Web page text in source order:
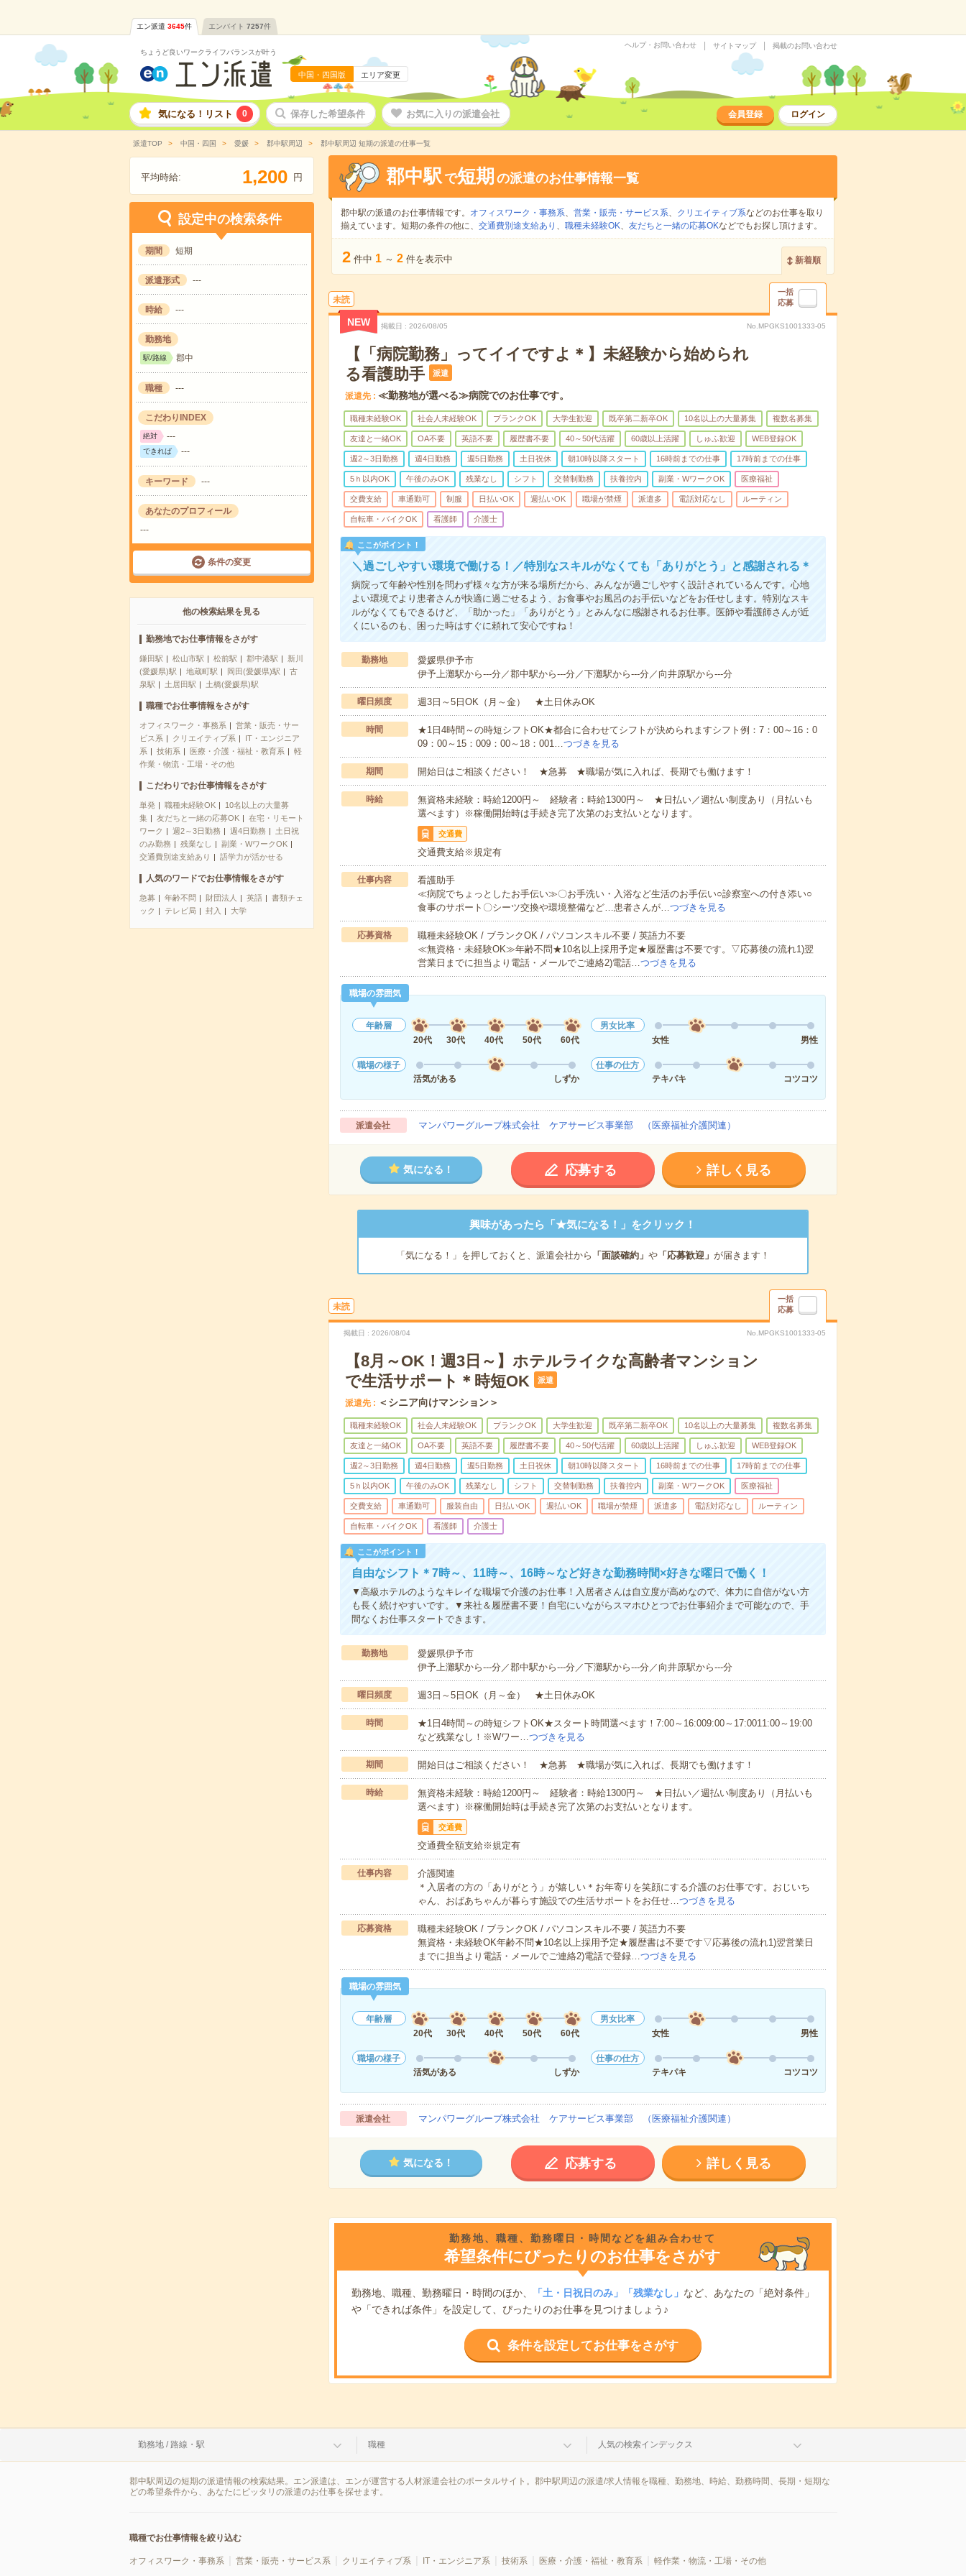
エン派遣 3645件 エンバイト 7257件
ちょうど良いワークライフバランスが叶う
中国・四国版 エリア変更
ヘルプ・お問い合わせ サイトマップ 掲載のお問い合わせ
気になる！リスト 0 保存した希望条件 お気に入りの派遣会社 会員登録 ログイン
派遣TOP 中国・四国 愛媛 郡中駅周辺 郡中駅周辺 短期の派遣の仕事一覧
平均時給: 1,200 円
設定中の検索条件
期間 短期
派遣形式 ---
時給 ---
勤務地
駅/路線 郡中
職種 ---
こだわりINDEX
絶対 ---
できれば ---
キーワード ---
あなたのプロフィール
---
条件の変更
他の検索結果を見る
勤務地でお仕事情報をさがす
鎌田駅 松山市駅 松前駅 郡中港駅
新川
(愛媛県)駅
地蔵町駅 岡田(愛媛県)駅
古
泉駅
土居田駅 土橋(愛媛県)駅
職種でお仕事情報をさがす
オフィスワーク・事務系
営業・販売・サー
ビス系
クリエイティブ系
IT・エンジニア
系
技術系 医療・介護・福祉・教育系
軽
作業・物流・工場・その他
こだわりでお仕事情報をさがす
単発 職種未経験OK
10名以上の大量募
集
友だちと一緒の応募OK
在宅・リモート
ワーク
週2～3日勤務 週4日勤務
土日祝
のみ勤務
残業なし
副業・WワークOK
交通費別途支給あり
語学力が活かせる
人気のワードでお仕事情報をさがす
急募 年齢不問 財団法人 英語
書類チェ
ック
テレビ局 封入 大学
郡中駅 で短期 の派遣のお仕事情報一覧
郡中駅の派遣のお仕事情報です。 オフィスワーク・事務系、 営業・販売・サービス系、 クリエイティブ系などのお仕事を取り
揃えています。短期の条件の他に、 交通費別途支給あり 、 職種未経験OK、 友だちと一緒の応募OKなどでもお探し頂けます。
2 件中 1 ～ 2 件を表示中 新着順
未読
一括
応募
NEW 掲載日 2026/08/05 No.MPGKS1001333-05
【「病院勤務」ってイイですよ＊】未経験から始められ
る看護助手
派遣
派遣先 ≪勤務地が選べる≫病院でのお仕事です。
職種未経験OK 社会人未経験OK ブランクOK 大学生歓迎 既卒第二新卒OK 10名以上の大量募集 複数名募集
友達と一緒OK OA不要 英語不要 履歴書不要 40～50代活躍 60歳以上活躍 しゅふ歓迎 WEB登録OK
週2～3日勤務 週4日勤務 週5日勤務 土日祝休 朝10時以降スタート 16時前までの仕事 17時前までの仕事
5ｈ以内OK 午後のみOK 残業なし シフト 交替制勤務 扶養控内 副業・WワークOK 医療福祉
交費支給 車通勤可 制服 日払いOK 週払いOK 職場が禁煙 派遣多 電話対応なし ルーティン
自転車・バイクOK 看護師 介護士
ここがポイント！
＼過ごしやすい環境で働ける！／特別なスキルがなくても「ありがとう」と感謝される＊
病院って年齢や性別を問わず様々な方が来る場所だから、みんなが過ごしやすく設計されているんです。心地
よい環境でより患者さんが快適に過ごせるよう、お食事やお風呂のお手伝いなどをお任せします。特別なスキ
ルがなくてもできるけど、「助かった」「ありがとう」とみんなに感謝されるお仕事。医師や看護師さんが近
くにいるのも、困った時はすぐに頼れて安心ですね！
勤務地
愛媛県伊予市
伊予上灘駅から---分／郡中駅から---分／下灘駅から---分／向井原駅から---分
曜日頻度 週3日～5日OK（月～金） ★土日休みOK
時間
★1日4時間～の時短シフトOK★都合に合わせてシフトが決められますシフト例：7：00～16：0
09：00～15：009：00～18：001…つづきを見る
期間 開始日はご相談ください！ ★急募 ★職場が気に入れば、長期でも働けます！
時給
無資格未経験：時給1200円～ 経験者：時給1300円～ ★日払い／週払い制度あり（月払いも
選べます）※稼働開始時は手続き完了次第のお支払いとなります。
交通費
交通費支給※規定有
仕事内容
看護助手
≪病院でちょっとしたお手伝い≫〇お手洗い・入浴など生活のお手伝い○診察室への付き添い○
食事のサポート〇シーツ交換や環境整備など…患者さんが…つづきを見る
応募資格
職種未経験OK / ブランクOK / パソコンスキル不要 / 英語力不要
≪無資格・未経験OK≫年齢不問★10名以上採用予定★履歴書は不要です。▽応募後の流れ1)翌
営業日までに担当より電話・メールでご連絡2)電話…つづきを見る
職場の雰囲気
年齢層
20代
30代 40代 50代 60代
男女比率
女性
男性
職場の様子
活気がある
しずか
仕事の仕方
テキパキ
コツコツ
派遣会社 マンパワーグループ株式会社 ケアサービス事業部 （医療福祉介護関連）
気になる！ 応募する 詳しく見る
興味があったら「★気になる！」をクリック！
「気になる！」を押しておくと、派遣会社から 「面談確約」 や「応募歓迎」 が届きます！
未読
一括
応募
掲載日 2026/08/04 No.MPGKS1001333-05
【8月～OK！週3日～】ホテルライクな高齢者マンション
で生活サポート＊時短OK
派遣
派遣先 ＜シニア向けマンション＞
職種未経験OK 社会人未経験OK ブランクOK 大学生歓迎 既卒第二新卒OK 10名以上の大量募集 複数名募集
友達と一緒OK OA不要 英語不要 履歴書不要 40～50代活躍 60歳以上活躍 しゅふ歓迎 WEB登録OK
週2～3日勤務 週4日勤務 週5日勤務 土日祝休 朝10時以降スタート 16時前までの仕事 17時前までの仕事
5ｈ以内OK 午後のみOK 残業なし シフト 交替制勤務 扶養控内 副業・WワークOK 医療福祉
交費支給 車通勤可 服装自由 日払いOK 週払いOK 職場が禁煙 派遣多 電話対応なし ルーティン
自転車・バイクOK 看護師 介護士
ここがポイント！
自由なシフト＊7時～、11時～、16時～など好きな勤務時間×好きな曜日で働く！
▼高級ホテルのようなキレイな職場で介護のお仕事！入居者さんは自立度が高めなので、体力に自信がない方
も長く続けやすいです。▼来社＆履歴書不要！自宅にいながらスマホひとつでお仕事紹介まで可能なので、手
間なくお仕事スタートできます。
勤務地
愛媛県伊予市
伊予上灘駅から---分／郡中駅から---分／下灘駅から---分／向井原駅から---分
曜日頻度 週3日～5日OK（月～金） ★土日休みOK
時間
★1日4時間～の時短シフトOK★スタート時間選べます！7:00～16:009:00～17:0011:00～19:00
など残業なし！※Wワー…つづきを見る
期間 開始日はご相談ください！ ★急募 ★職場が気に入れば、長期でも働けます！
時給
無資格未経験：時給1200円～ 経験者：時給1300円～ ★日払い／週払い制度あり（月払いも
選べます）※稼働開始時は手続き完了次第のお支払いとなります。
交通費
交通費全額支給※規定有
仕事内容
介護関連
＊入居者の方の「ありがとう」が嬉しい＊お年寄りを笑顔にする介護のお仕事です。おじいち
ゃん、おばあちゃんが暮らす施設での生活サポートをお任せ…つづきを見る
応募資格
職種未経験OK / ブランクOK / パソコンスキル不要 / 英語力不要
無資格・未経験OK年齢不問★10名以上採用予定★履歴書は不要です▽応募後の流れ1)翌営業日
までに担当より電話・メールでご連絡2)電話で登録…つづきを見る
職場の雰囲気
年齢層
20代
30代 40代 50代 60代
男女比率
女性
男性
職場の様子
活気がある
しずか
仕事の仕方
テキパキ
コツコツ
派遣会社 マンパワーグループ株式会社 ケアサービス事業部 （医療福祉介護関連）
気になる！ 応募する 詳しく見る
勤務地、職種、勤務曜日・時間などを組み合わせて
希望条件にぴったりのお仕事をさがす
勤務地、職種、勤務曜日・時間のほか、 「土・日祝日のみ」「残業なし」 など、あなたの「絶対条件」
や「できれば条件」を設定して、ぴったりのお仕事を見つけましょう♪
条件を設定してお仕事をさがす
勤務地 / 路線・駅 職種 人気の検索インデックス
郡中駅周辺の短期の派遣情報の検索結果。エン派遣は、エンが運営する人材派遣会社のポータルサイト。郡中駅周辺の派遣/求人情報を職種、勤務地、時給、勤務時間、長期・短期な
どの希望条件から、あなたにピッタリの派遣のお仕事を探せます。
職種でお仕事情報を絞り込む
オフィスワーク・事務系 営業・販売・サービス系 クリエイティブ系 IT・エンジニア系 技術系 医療・介護・福祉・教育系 軽作業・物流・工場・その他